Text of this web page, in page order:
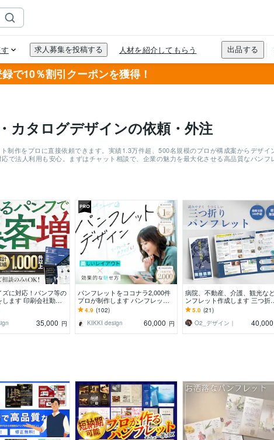
で10％割引クーポンを獲得！
カタログデザインの依頼・外注
制作をプロに直接依頼できます。実績1.3万件超、500名規模のプロが構成案からデザ
で法人利用も安心。まずはチャット相談で、企業の魅力を最大化させる高品質なパンフ
ズに対応！パンフ等の
ます 印刷会社勤務
、デザインから入稿
ります
35,000 円
パンフレットをココナラ2,000件
プロが制作します パンフレッ
ト・リーフレット・カタログ・会
社案内 etc.
4.9 (102)
KIKKI design
60,000 円
病院、不動産、介護、観光な
ンフレット作成します 三つ折り
パンフレット／ざっくりとした
メージからでも大丈夫
5.0 (21)
O2_デザイン｜
40,000